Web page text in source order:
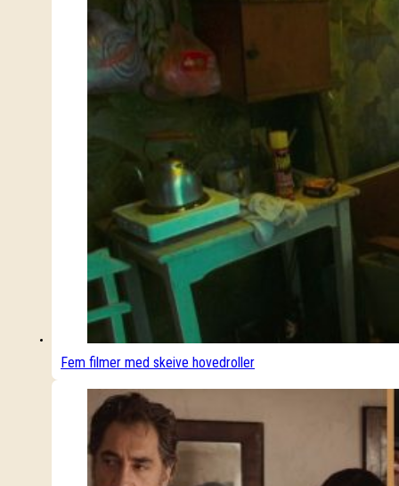
Fem filmer med skeive hovedroller